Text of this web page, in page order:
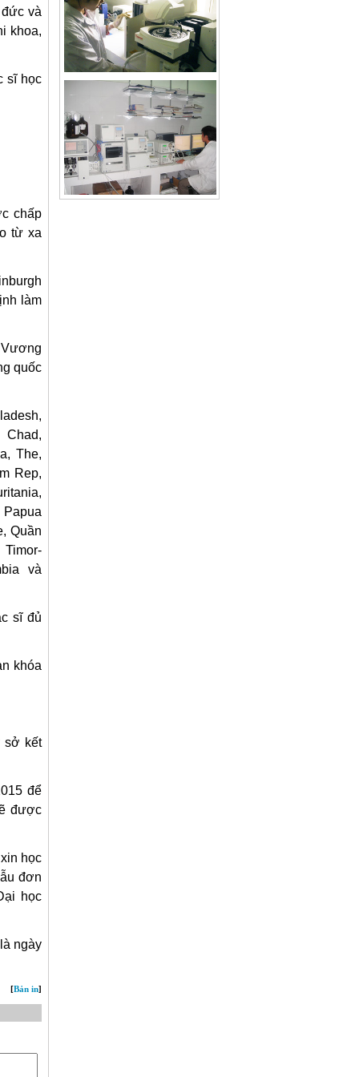
và
khoa,
sĩ học
chấp
từ xa
làm
quốc
Chad,
The,
Rep,
Quần
và
sĩ đủ
khóa
sở kết
để
được
học
đơn
học
ngày
[Bản in]